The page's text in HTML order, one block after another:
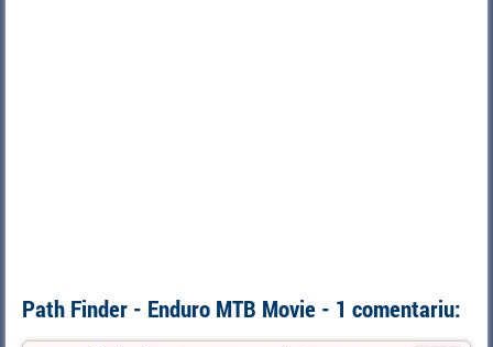
Path Finder - Enduro MTB Movie - 1 comentariu: